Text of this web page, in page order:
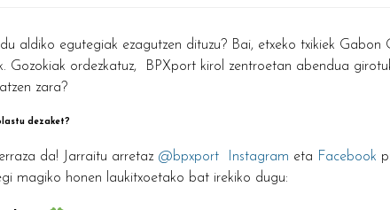
aldiko egutegiak ezagutzen dituzu? Bai, etxeko txikiek
Gozokiak ordezkatuz, BPXport kirol zentroetan abendua
zara?
dezaket?
da! Jarraitu arretaz @bpxport Instagram eta Facebook
magiko honen laukitxoetako bat irekiko dugu: